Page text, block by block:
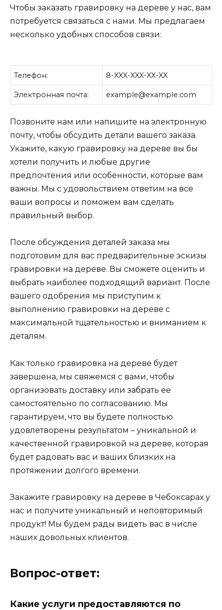
Чтобы заказать гравировку на дереве у нас, вам
потребуется связаться с нами. Мы предлагаем
несколько удобных способов связи:
Телефон: 8-XXX-XXX-XX-XX
Электронная почта: example@example.com
Позвоните нам или напишите на электронную
почту, чтобы обсудить детали вашего заказа.
Укажите, какую гравировку на дереве вы бы
хотели получить и любые другие
предпочтения или особенности, которые вам
важны. Мы с удовольствием ответим на все
ваши вопросы и поможем вам сделать
правильный выбор.
После обсуждения деталей заказа мы
подготовим для вас предварительные эскизы
гравировки на дереве. Вы сможете оценить и
выбрать наиболее подходящий вариант. После
вашего одобрения мы приступим к
выполнению гравировки на дереве с
максимальной тщательностью и вниманием к
деталям.
Как только гравировка на дереве будет
завершена, мы свяжемся с вами, чтобы
организовать доставку или забрать ее
самостоятельно по согласованию. Мы
гарантируем, что вы будете полностью
удовлетворены результатом – уникальной и
качественной гравировкой на дереве, которая
будет радовать вас и ваших близких на
протяжении долгого времени.
Закажите гравировку на дереве в Чебоксарах у
нас и получите уникальный и неповторимый
продукт! Мы будем рады видеть вас в числе
наших довольных клиентов.
Вопрос-ответ:
Какие услуги предоставляются по